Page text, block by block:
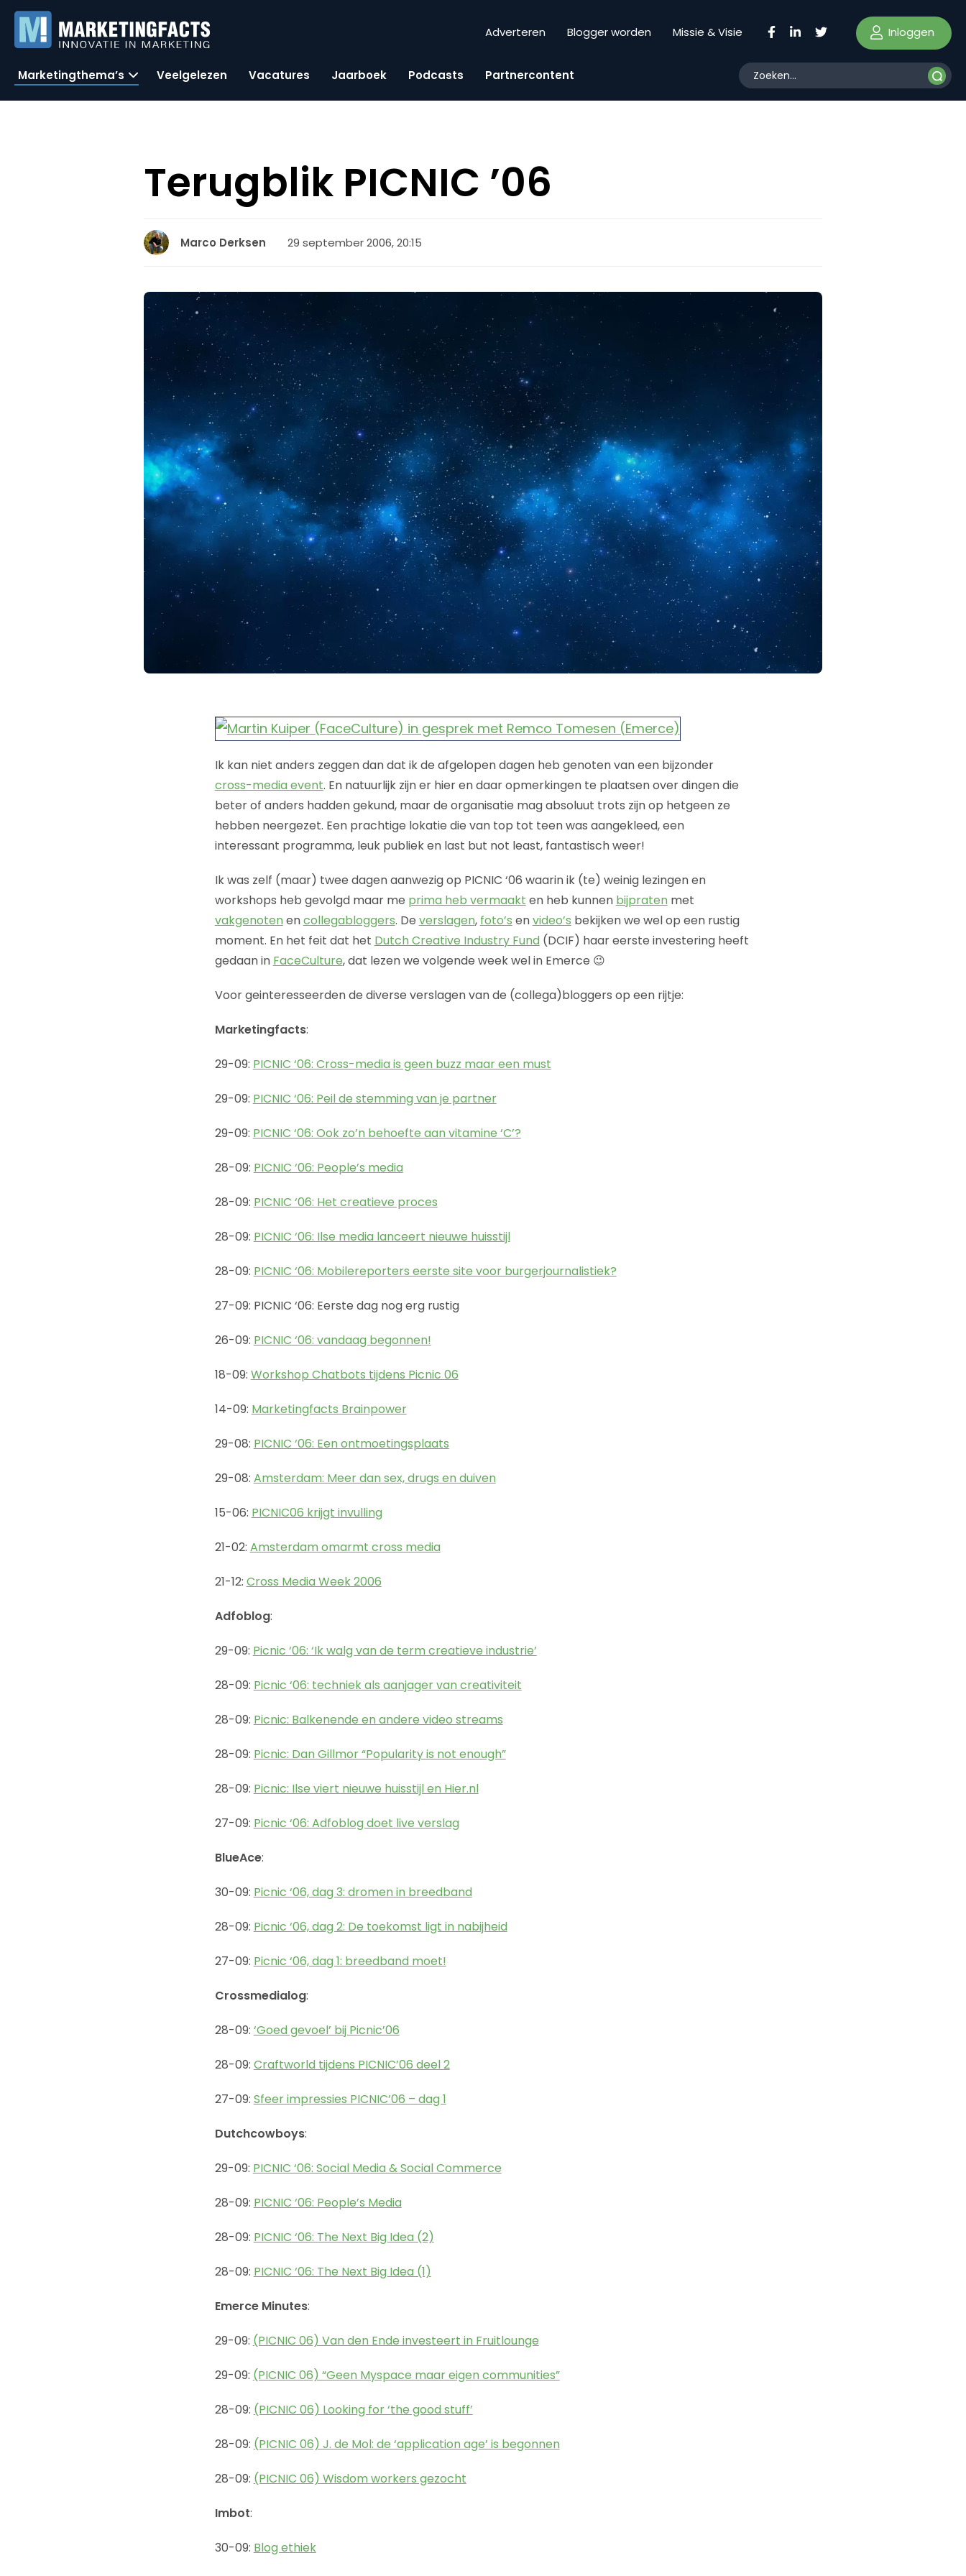
Adverteren Blogger worden Missie & Visie Inloggen
Marketingthema’s Veelgelezen Vacatures Jaarboek Podcasts Partnercontent
Terugblik PICNIC ’06
Marco Derksen 29 september 2006, 20:15
Ik kan niet anders zeggen dan dat ik de afgelopen dagen heb genoten van een bijzonder
cross-media event. En natuurlijk zijn er hier en daar opmerkingen te plaatsen over dingen die
beter of anders hadden gekund, maar de organisatie mag absoluut trots zijn op hetgeen ze
hebben neergezet. Een prachtige lokatie die van top tot teen was aangekleed, een
interessant programma, leuk publiek en last but not least, fantastisch weer!
Ik was zelf (maar) twee dagen aanwezig op PICNIC ‘06 waarin ik (te) weinig lezingen en
workshops heb gevolgd maar me prima heb vermaakt en heb kunnen bijpraten met
vakgenoten encollegabloggers. De verslagen, foto’s envideo’s bekijken we wel op een rustig
moment. En het feit dat het Dutch Creative Industry Fund (DCIF) haar eerste investering heeft
gedaan in FaceCulture, dat lezen we volgende week wel in Emerce 😉
Voor geinteresseerden de diverse verslagen van de (collega)bloggers op een rijtje:
Marketingfacts:
29-09: PICNIC ‘06: Cross-media is geen buzz maar een must
29-09: PICNIC ‘06: Peil de stemming van je partner
29-09: PICNIC ‘06: Ook zo’n behoefte aan vitamine ‘C’?
28-09: PICNIC ‘06: People’s media
28-09: PICNIC ‘06: Het creatieve proces
28-09: PICNIC ‘06: Ilse media lanceert nieuwe huisstijl
28-09: PICNIC ‘06: Mobilereporters eerste site voor burgerjournalistiek?
27-09: PICNIC ‘06: Eerste dag nog erg rustig
26-09: PICNIC ‘06: vandaag begonnen!
18-09: Workshop Chatbots tijdens Picnic 06
14-09: Marketingfacts Brainpower
29-08: PICNIC ‘06: Een ontmoetingsplaats
29-08: Amsterdam: Meer dan sex, drugs en duiven
15-06: PICNIC06 krijgt invulling
21-02: Amsterdam omarmt cross media
21-12: Cross Media Week 2006
Adfoblog:
29-09: Picnic ‘06: ‘Ik walg van de term creatieve industrie’
28-09: Picnic ‘06: techniek als aanjager van creativiteit
28-09: Picnic: Balkenende en andere video streams
28-09: Picnic: Dan Gillmor “Popularity is not enough”
28-09: Picnic: Ilse viert nieuwe huisstijl en Hier.nl
27-09: Picnic ‘06: Adfoblog doet live verslag
BlueAce:
30-09: Picnic ‘06, dag 3: dromen in breedband
28-09: Picnic ‘06, dag 2: De toekomst ligt in nabijheid
27-09: Picnic ‘06, dag 1: breedband moet!
Crossmedialog:
28-09: ‘Goed gevoel’ bij Picnic’06
28-09: Craftworld tijdens PICNIC’06 deel 2
27-09: Sfeer impressies PICNIC’06 – dag 1
Dutchcowboys:
29-09: PICNIC ‘06: Social Media & Social Commerce
28-09: PICNIC ‘06: People’s Media
28-09: PICNIC ‘06: The Next Big Idea (2)
28-09: PICNIC ‘06: The Next Big Idea (1)
Emerce Minutes:
29-09: (PICNIC 06) Van den Ende investeert in Fruitlounge
29-09: (PICNIC 06) “Geen Myspace maar eigen communities”
28-09: (PICNIC 06) Looking for ‘the good stuff’
28-09: (PICNIC 06) J. de Mol: de ‘application age’ is begonnen
28-09: (PICNIC 06) Wisdom workers gezocht
Imbot:
30-09: Blog ethiek